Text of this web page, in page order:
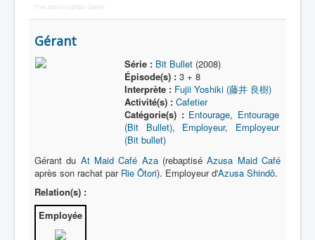
Free Joomla Lightbox Gallery
Gérant
Série : Bit Bullet(2008)
Épisode(s) :3 + 8
Interprète : Fujii Yoshiki (藤井 良樹)
Activité(s) : Cafetier
Catégorie(s) : Entourage, Entourage
(Bit Bullet), Employeur, Employeur
(Bit bullet)
Gérant du At Maid Café Aza(rebaptiséAzusa Maid Café
après son rachat par Rie Ôtori). Employeur d'Azusa Shindô.
Relation(s) :
Employée